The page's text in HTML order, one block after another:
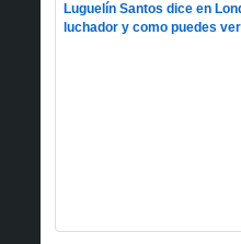
Luguelín Santos dice en
luchador y como puedes